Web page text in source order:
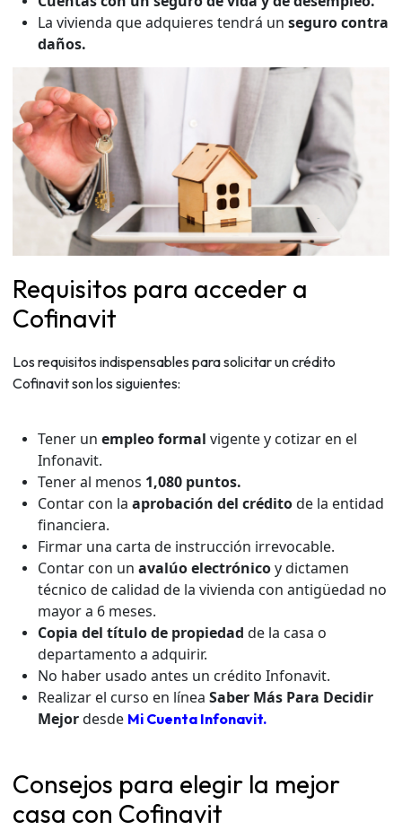
La vivienda que adquieres tendrá un seguro contra
daños.
Requisitos para acceder a
Cofinavit
Los requisitos indispensables para solicitar un crédito
Cofinavit son los siguientes:
Tener un empleo formal vigente y cotizar en el
Infonavit.
Tener al menos 1,080 puntos.
Contar con la aprobación del créditode la entidad
financiera.
Firmar una carta de instrucción irrevocable.
Contar con un avalúo electrónicoy dictamen
técnico de calidad de la vivienda con antigüedad no
mayor a 6 meses.
Copia del título de propiedad de la casa o
departamento a adquirir.
No haber usado antes un crédito Infonavit.
Realizar el curso en línea Saber Más Para Decidir
Mejordesde Mi Cuenta Infonavit.
Consejos para elegir la mejor
casa con Cofinavit